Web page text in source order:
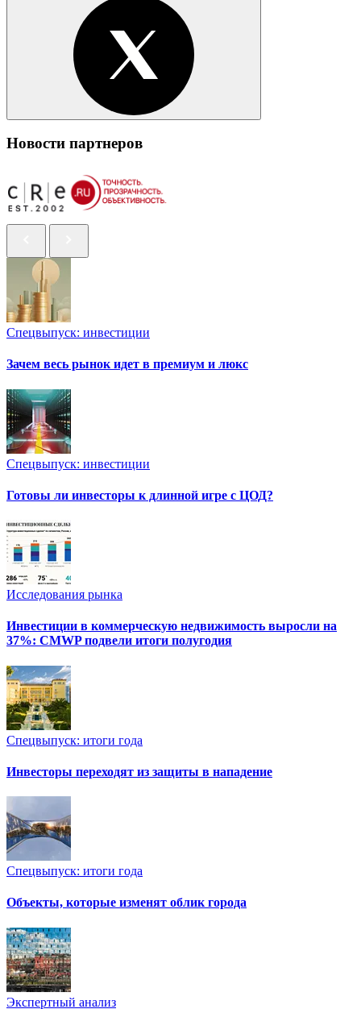
Новости партнеров
Спецвыпуск: инвестиции
Зачем весь рынок идет в премиум и люкс
Спецвыпуск: инвестиции
Готовы ли инвесторы к длинной игре с ЦОД?
Исследования рынка
Инвестиции в коммерческую недвижимость выросли на
37%: CMWP подвели итоги полугодия
Спецвыпуск: итоги года
Инвесторы переходят из защиты в нападение
Спецвыпуск: итоги года
Объекты, которые изменят облик города
Экспертный анализ